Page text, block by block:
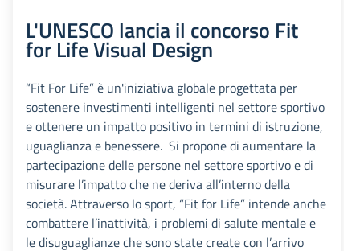
L'UNESCO lancia il concorso Fit
for Life Visual Design
“Fit For Life” è un'iniziativa globale progettata per
sostenere investimenti intelligenti nel settore sportivo
e ottenere un impatto positivo in termini di istruzione,
uguaglianza e benessere. Si propone di aumentare la
partecipazione delle persone nel settore sportivo e di
misurare l’impatto che ne deriva all’interno della
società. Attraverso lo sport, “Fit for Life” intende anche
combattere l’inattività, i problemi di salute mentale e
le disuguaglianze che sono state create con l’arrivo